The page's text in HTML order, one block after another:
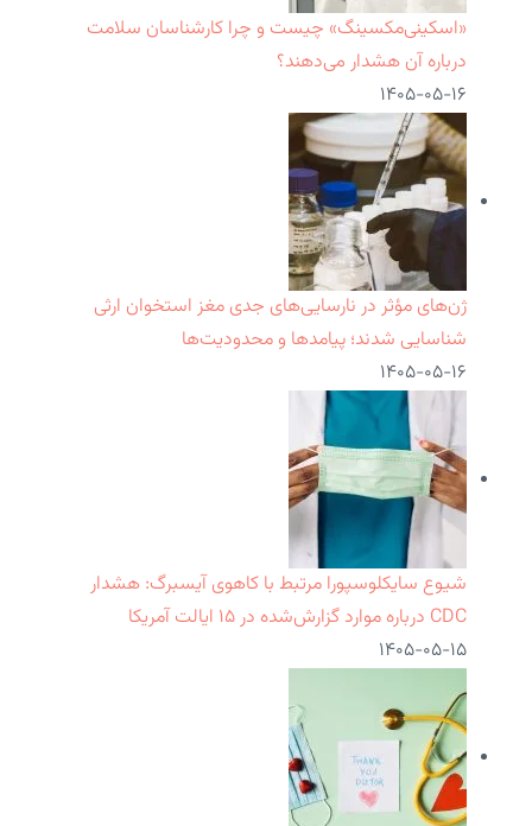
«اسکینی‌مکسینگ» چیست و چرا کارشناسان سلامت
درباره آن هشدار می‌دهند؟
۱۴۰۵-۰۵-۱۶
ژن‌های مؤثر در نارسایی‌های جدی مغز استخوان ارثی
شناسایی شدند؛ پیامدها و محدودیت‌ها
۱۴۰۵-۰۵-۱۶
شیوع سایکلوسپورا مرتبط با کاهوی آیسبرگ: هشدار
CDC درباره موارد گزارش‌شده در ۱۵ ایالت آمریکا
۱۴۰۵-۰۵-۱۵